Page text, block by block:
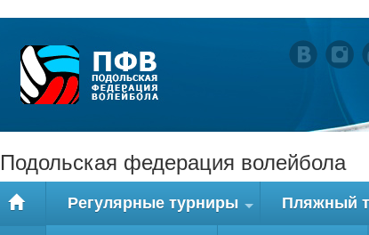
Подольская федерация волейбола
+
Регулярные турниры Пляжный